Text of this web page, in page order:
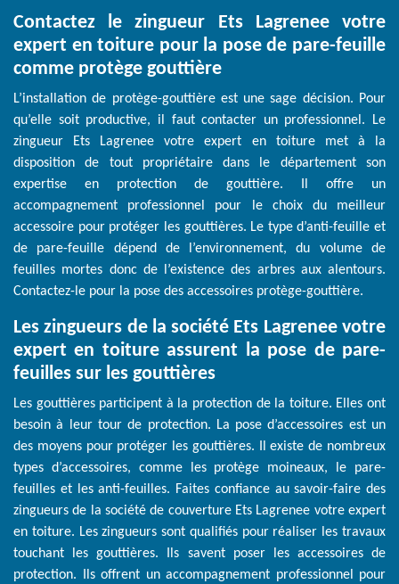
Contactez le zingueur Ets Lagrenee votre
expert en toiture pour la pose de pare-feuille
comme protège gouttière
L’installation de protège-gouttière est une sage décision. Pour
qu’elle soit productive, il faut contacter un professionnel. Le
zingueur Ets Lagrenee votre expert en toiture met à la
disposition de tout propriétaire dans le département son
expertise en protection de gouttière. Il offre un
accompagnement professionnel pour le choix du meilleur
accessoire pour protéger les gouttières. Le type d’anti-feuille et
de pare-feuille dépend de l’environnement, du volume de
feuilles mortes donc de l’existence des arbres aux alentours.
Contactez-le pour la pose des accessoires protège-gouttière.
Les zingueurs de la société Ets Lagrenee votre
expert en toiture assurent la pose de pare-
feuilles sur les gouttières
Les gouttières participent à la protection de la toiture. Elles ont
besoin à leur tour de protection. La pose d’accessoires est un
des moyens pour protéger les gouttières. Il existe de nombreux
types d’accessoires, comme les protège moineaux, le pare-
feuilles et les anti-feuilles. Faites confiance au savoir-faire des
zingueurs de la société de couverture Ets Lagrenee votre expert
en toiture. Les zingueurs sont qualifiés pour réaliser les travaux
touchant les gouttières. Ils savent poser les accessoires de
protection. Ils offrent un accompagnement professionnel pour